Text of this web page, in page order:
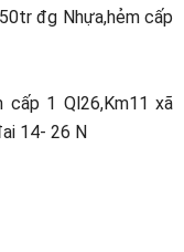
đg Nhựa,hẻm cấp
cấp 1 Ql26,Km11 xã
14- 26 N